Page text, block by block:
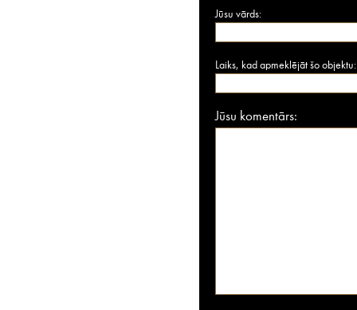
Jūsu vārds:
Laiks, kad apmeklējāt šo objektu:
Jūsu komentārs: